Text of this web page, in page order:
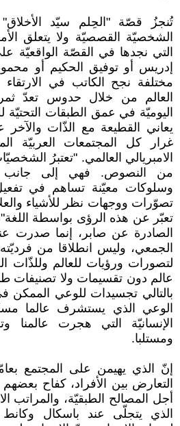
تُنجزُ قصّة "الحِلم سيّد
الشخصيّة القصصيّة ولا يتعلق
التي نجدها في القصّة
إدريس أو توفيق الحكيم أو
مختلفة نجح الكاتب في
العالم من خلال حدوس تعدّ
اليوميّة في عمق الطبقات
يعاني القطيعة مع الذّات
غرار كل المجتمعات العربيّة
الامبريالي العالمي. "تعتبرُ
من النصوص. فهي إلى جانب
وسلوكات معيّنة تساهم في
تصوّرات ووجهات نظر للأشياء
الصادرة عن صابر، إنما صدرت
الجمعي، وليس انطلاقا من
لتصورات ورؤيات للعالم وللذّات
عالم دون تقسيمات ولا تصنيفات
بالتالي تجسيدات للوعي
الوعي الذي يستشرف عالما
الإنسانيّة التي هجرت عالمنا
ومستلبا.
إنّ الذي يهيمن على المجتمع
التعارض بين الأفراد، كفاح
أجل المصالح الطبقيّة، والمراتب
الذي يتجلّى عند باسكال